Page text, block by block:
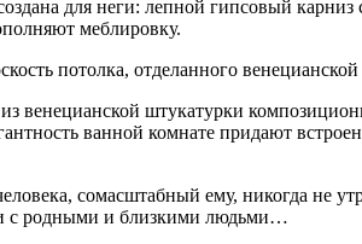
для неги: лепной гипсовый
меблировку.
потолка, отделанного
венецианской штукатурки
ванной комнате придают
сомасштабный ему, никогда не
с родными и близкими людьми…